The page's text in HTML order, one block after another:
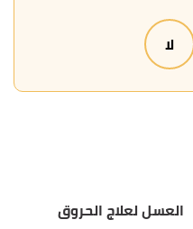
mayoclinic
لا
العسل لعلاج الحروق